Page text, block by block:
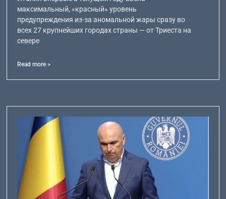
максимальный, «красный» уровень
предупреждения из-за аномальной жары сразу во
всех 27 крупнейших городах страны — от Триеста на
севере
Read more >